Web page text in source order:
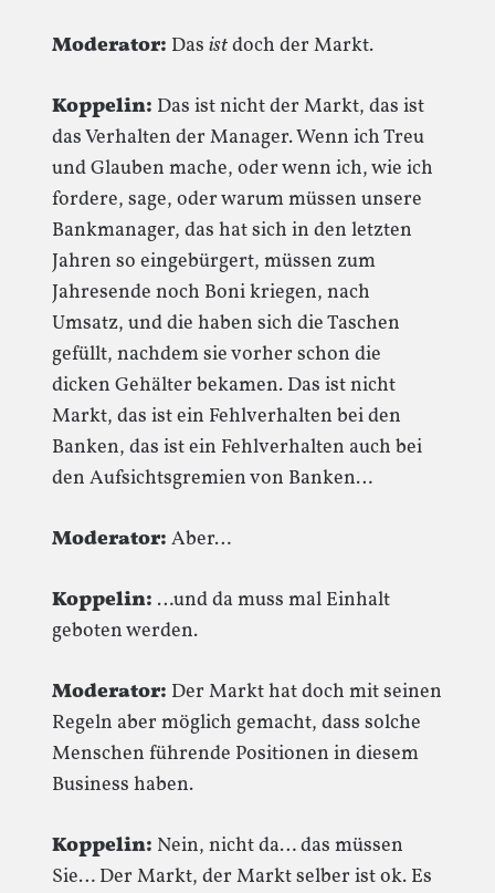
Moderator: Das istdoch der Markt.
Koppelin: Das ist nicht der Markt, das ist
das Verhalten der Manager. Wenn ich Treu
und Glauben mache, oder wenn ich, wie ich
fordere, sage, oder warum müssen unsere
Bankmanager, das hat sich in den letzten
Jahren so eingebürgert, müssen zum
Jahresende noch Boni kriegen, nach
Umsatz, und die haben sich die Taschen
gefüllt, nachdem sie vorher schon die
dicken Gehälter bekamen. Das ist nicht
Markt, das ist ein Fehlverhalten bei den
Banken, das ist ein Fehlverhalten auch bei
den Aufsichtsgremien von Banken…
Moderator: Aber…
Koppelin: …und da muss mal Einhalt
geboten werden.
Moderator: Der Markt hat doch mit seinen
Regeln aber möglich gemacht, dass solche
Menschen führende Positionen in diesem
Business haben.
Koppelin: Nein, nicht da… das müssen
Sie… Der Markt, der Markt selber ist ok. Es